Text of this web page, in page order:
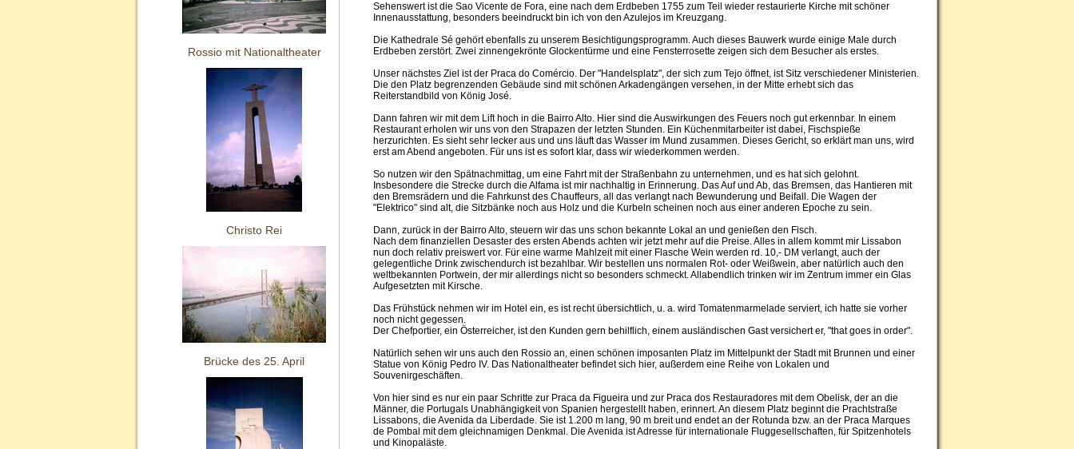
Rossio mit Nationaltheater
Christo Rei
Brücke des 25. April
Sehenswert ist die Sao Vicente de Fora, eine nach dem Erdbeben 1755 zum Teil wieder restaurierte Kirche mit schöner
Innenausstattung, besonders beeindruckt bin ich von den Azulejos im Kreuzgang.
Die Kathedrale Sé gehört ebenfalls zu unserem Besichtigungsprogramm. Auch dieses Bauwerk wurde einige Male durch
Erdbeben zerstört. Zwei zinnengekrönte Glockentürme und eine Fensterrosette zeigen sich dem Besucher als erstes.
Unser nächstes Ziel ist der Praca do Comércio. Der "Handelsplatz", der sich zum Tejo öffnet, ist Sitz verschiedener Ministerien.
Die den Platz begrenzenden Gebäude sind mit schönen Arkadengängen versehen, in der Mitte erhebt sich das
Reiterstandbild von König José.
Dann fahren wir mit dem Lift hoch in die Bairro Alto. Hier sind die Auswirkungen des Feuers noch gut erkennbar. In einem
Restaurant erholen wir uns von den Strapazen der letzten Stunden. Ein Küchenmitarbeiter ist dabei, Fischspieße
herzurichten. Es sieht sehr lecker aus und uns läuft das Wasser im Mund zusammen. Dieses Gericht, so erklärt man uns, wird
erst am Abend angeboten. Für uns ist es sofort klar, dass wir wiederkommen werden.
So nutzen wir den Spätnachmittag, um eine Fahrt mit der Straßenbahn zu unternehmen, und es hat sich gelohnt.
Insbesondere die Strecke durch die Alfama ist mir nachhaltig in Erinnerung. Das Auf und Ab, das Bremsen, das Hantieren mit
den Bremsrädern und die Fahrkunst des Chauffeurs, all das verlangt nach Bewunderung und Beifall. Die Wagen der
"Elektrico" sind alt, die Sitzbänke noch aus Holz und die Kurbeln scheinen noch aus einer anderen Epoche zu sein.
Dann, zurück in der Bairro Alto, steuern wir das uns schon bekannte Lokal an und genießen den Fisch.
Nach dem finanziellen Desaster des ersten Abends achten wir jetzt mehr auf die Preise. Alles in allem kommt mir Lissabon
nun doch relativ preiswert vor. Für eine warme Mahlzeit mit einer Flasche Wein werden rd. 10,- DM verlangt, auch der
gelegentliche Drink zwischendurch ist bezahlbar. Wir bestellen uns normalen Rot- oder Weißwein, aber natürlich auch den
weltbekannten Portwein, der mir allerdings nicht so besonders schmeckt. Allabendlich trinken wir im Zentrum immer ein Glas
Aufgesetzten mit Kirsche.
Das Frühstück nehmen wir im Hotel ein, es ist recht übersichtlich, u. a. wird Tomatenmarmelade serviert, ich hatte sie vorher
noch nicht gegessen.
Der Chefportier, ein Österreicher, ist den Kunden gern behilflich, einem ausländischen Gast versichert er, "that goes in order".
Natürlich sehen wir uns auch den Rossio an, einen schönen imposanten Platz im Mittelpunkt der Stadt mit Brunnen und einer
Statue von König Pedro IV. Das Nationaltheater befindet sich hier, außerdem eine Reihe von Lokalen und
Souvenirgeschäften.
Von hier sind es nur ein paar Schritte zur Praca da Figueira und zur Praca dos Restauradores mit dem Obelisk, der an die
Männer, die Portugals Unabhängigkeit von Spanien hergestellt haben, erinnert. An diesem Platz beginnt die Prachtstraße
Lissabons, die Avenida da Liberdade. Sie ist 1.200 m lang, 90 m breit und endet an der Rotunda bzw. an der Praca Marques
de Pombal mit dem gleichnamigen Denkmal. Die Avenida ist Adresse für internationale Fluggesellschaften, für Spitzenhotels
und Kinopaläste.